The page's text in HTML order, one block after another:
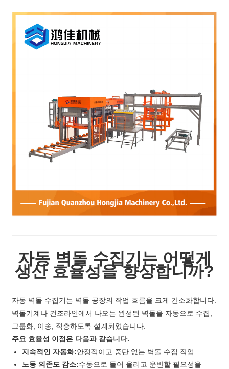
자동 벽돌 수집기는 어떻게
생산 효율성을 향상합니까?
자동 벽돌 수집기는 벽돌 공장의 작업 흐름을 크게 간소화합니다.
벽돌기계나 건조라인에서 나오는 완성된 벽돌을 자동으로 수집,
그룹화, 이송, 적층하도록 설계되었습니다.
주요 효율성 이점은 다음과 같습니다.
지속적인 자동화:안정적이고 중단 없는 벽돌 수집 작업.
노동 의존도 감소:수동으로 들어 올리고 운반할 필요성을